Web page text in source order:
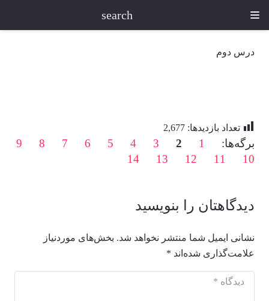
search
درس دوم
تعداد بازدیدها: 2,677
برگه‌ها: 1
2
3
4
5
6
7
8
9
10
11
12
13
14
دیدگاهتان را بنویسید
نشانی ایمیل شما منتشر نخواهد شد. بخش‌های موردنیاز
علامت‌گذاری شده‌اند *